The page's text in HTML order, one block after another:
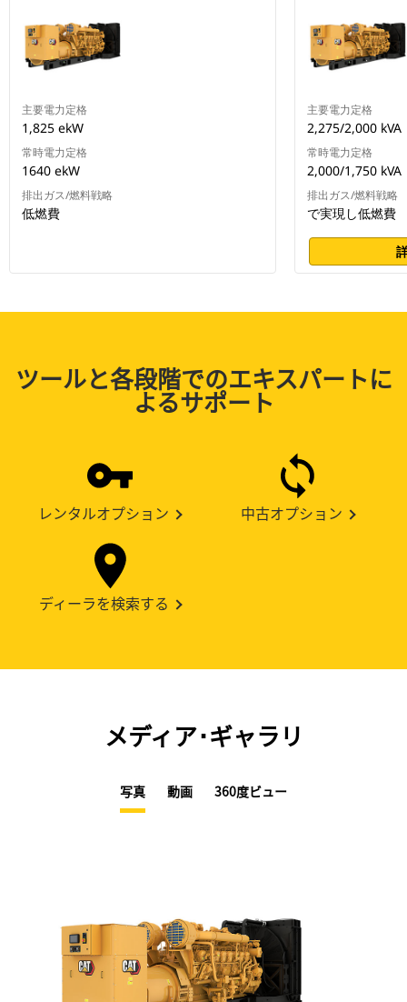
主要電力定格
1,825 ekW
常時電力定格
1640 ekW
排出ガス/燃料戦略
低燃費
主要電力定格
2,275/2,000 kVA
常時電力定格
2,000/1,750 kVA
排出ガス/燃料戦略
で実現し低燃費
ツールと各段階でのエキスパートに
よるサポート
レンタルオプション 中古オプション
ディーラを検索する
メディア･ギャラリ
写真 動画 360度ビュー